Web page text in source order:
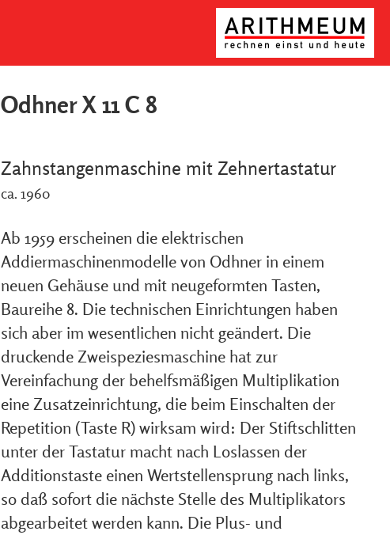
Odhner X 11 C 8
Zahnstangenmaschine mit Zehnertastatur
ca. 1960
Ab 1959 erscheinen die elektrischen
Addiermaschinenmodelle von Odhner in einem
neuen Gehäuse und mit neugeformten Tasten,
Baureihe 8. Die technischen Einrichtungen haben
sich aber im wesentlichen nicht geändert. Die
druckende Zweispeziesmaschine hat zur
Vereinfachung der behelfsmäßigen Multiplikation
eine Zusatzeinrichtung, die beim Einschalten der
Repetition (Taste R) wirksam wird: Der Stiftschlitten
unter der Tastatur macht nach Loslassen der
Additionstaste einen Wertstellensprung nach links,
so daß sofort die nächste Stelle des Multiplikators
abgearbeitet werden kann. Die Plus- und